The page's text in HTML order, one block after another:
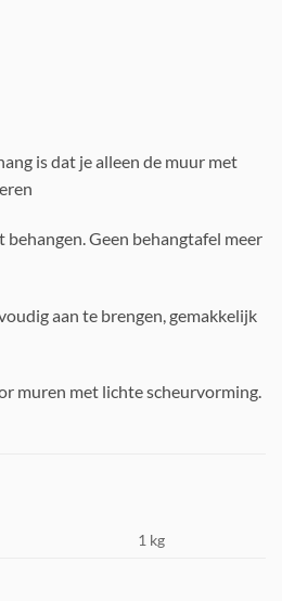
is dat je alleen de muur met
Geen behangtafel meer
aan te brengen, gemakkelijk
muren met lichte scheurvorming.
1 kg